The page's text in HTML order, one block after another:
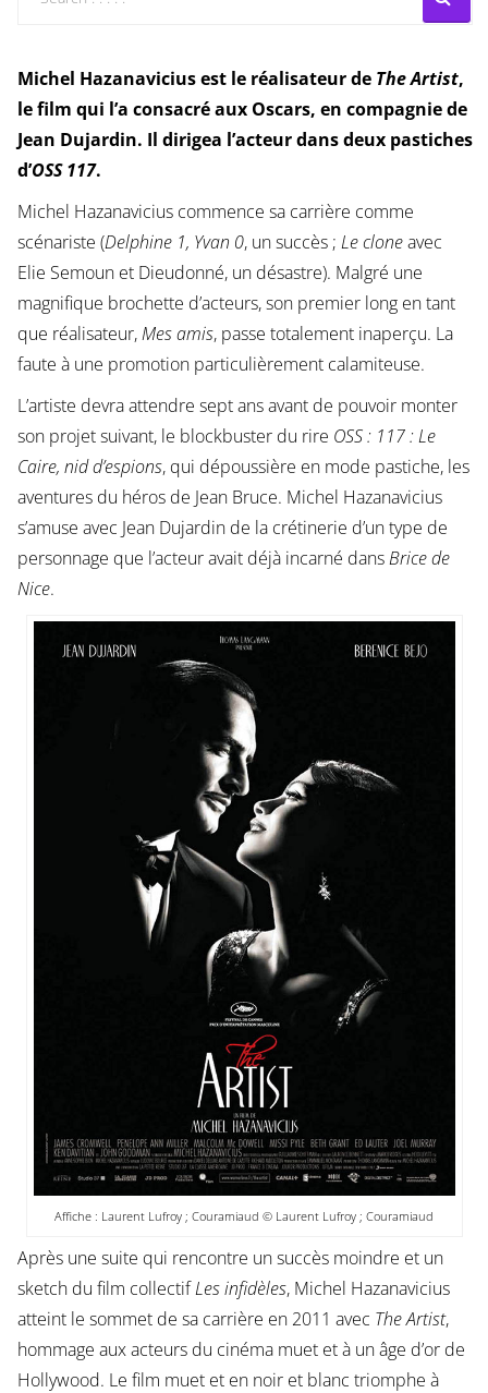
Michel Hazanavicius est le réalisateur de The Artist,
le film qui l’a consacré aux Oscars, en compagnie de
Jean Dujardin. Il dirigea l’acteur dans deux pastiches
d’OSS 117.
Michel Hazanavicius commence sa carrière comme
scénariste (Delphine 1, Yvan 0, un succès ; Le cloneavec
Elie Semoun et Dieudonné, un désastre). Malgré une
magnifique brochette d’acteurs, son premier long en tant
que réalisateur,Mes amis, passe totalement inaperçu. La
faute à une promotion particulièrement calamiteuse.
L’artiste devra attendre sept ans avant de pouvoir monter
son projet suivant, le blockbuster du rire OSS : 117 : Le
Caire, nid d’espions, qui dépoussière en mode pastiche, les
aventures du héros de Jean Bruce. Michel Hazanavicius
s’amuse avec Jean Dujardin de la crétinerie d’un type de
personnage que l’acteur avait déjà incarné dansBrice de
Nice.
Affiche : Laurent Lufroy ; Couramiaud © Laurent Lufroy ; Couramiaud
Après une suite qui rencontre un succès moindre et un
sketch du film collectifLes infidèles, Michel Hazanavicius
atteint le sommet de sa carrière en 2011 avec The Artist,
hommage aux acteurs du cinéma muet et à un âge d’or de
Hollywood. Le film muet et en noir et blanc triomphe à